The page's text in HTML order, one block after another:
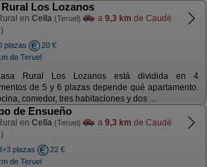
Rural Los Lozanos
en Cella (Teruel) a 9,3 km de Caudé
plazas
20 €
de Teruel
Rural Los Lozanos está dividida en 4
de 5 y 6 plazas depende qué apartamento.
comedor, tres habitaciones y dos ...
de Ensueño
en Cella (Teruel) a 9,3 km de Caudé
plazas
22 €
de Teruel